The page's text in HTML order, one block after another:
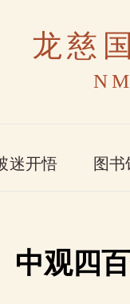
龙慈
迷开悟 图书
中观四